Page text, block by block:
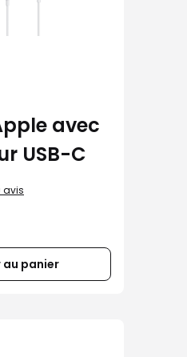
avec
USB-C
avis
panier